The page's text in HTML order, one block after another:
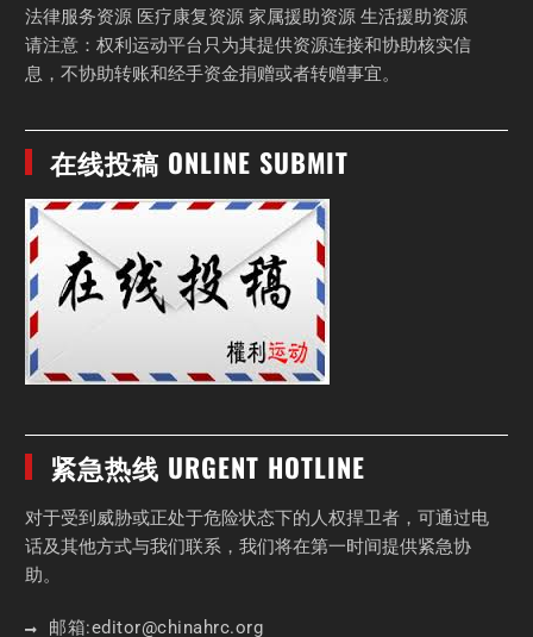
法律服务资源 医疗康复资源 家属援助资源 生活援助资源
请注意：权利运动平台只为其提供资源连接和协助核实信
息，不协助转账和经手资金捐赠或者转赠事宜。
在线投稿 ONLINE SUBMIT
紧急热线 URGENT HOTLINE
对于受到威胁或正处于危险状态下的人权捍卫者，可通过电
话及其他方式与我们联系，我们将在第一时间提供紧急协
助。
邮箱:editor@chinahrc.org